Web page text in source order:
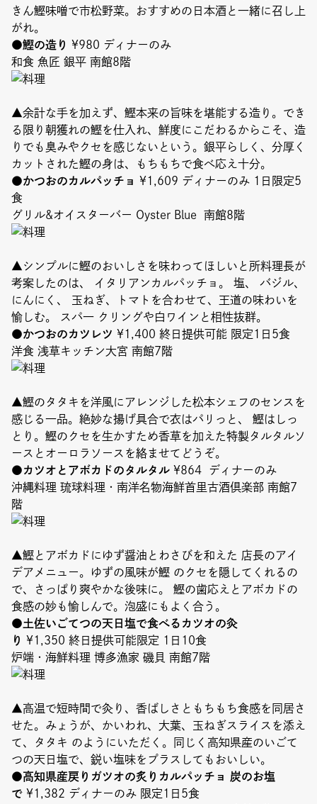
きん鰹味噌で市松野菜。おすすめの日本酒と一緒に召し上
がれ。
●鰹の造り
¥980 ディナーのみ
和食 魚匠 銀平 南館8階
▲余計な手を加えず、鰹本来の旨味を堪能する造り。でき
る限り朝獲れの鰹を仕入れ、鮮度にこだわるからこそ、造
りでも臭みやクセを感じないという。銀平らしく、分厚く
カットされた鰹の身は、もちもちで食べ応え十分。
●かつおのカルパッチョ ¥1,609 ディナーのみ 1日限定5
食
グリル&オイスターバー Oyster Blue 南館8階
▲シンプルに鰹のおいしさを味わってほしいと所料理長が
考案したのは、 イタリアンカルパッチョ。 塩、 バジル、
にんにく、 玉ねぎ、トマトを合わせて、王道の味わいを
愉しむ。 スパ一 クリングや白ワインと相性抜群。
●かつおのカツレツ ¥1,400 終日提供可能 限定1日5食
洋食 浅草キッチン大宮 南館7階
▲鰹のタタキを洋風にアレンジした松本シェフのセンスを
感じる一品。絶妙な揚げ具合で衣はパリっと、 鰹はしっ
とり。鰹のクセを生かすため香草を加えた特製タルタルソ
ースとオーロラソースを絡ませてどうぞ。
●カツオとアボカドのタルタル ¥864 ディナーのみ
沖縄料理 琉球料理・南洋名物海鮮首里古酒倶楽部 南館7
階
▲鰹とアボカドにゆず醤油とわさびを和えた 店長のアイ
デアメニュー。ゆずの風味が鰹 のクセを隠してくれるの
で、さっぱり爽やかな後味に。 鰹の歯応えとアボカドの
食感の妙も愉しんで。泡盛にもよく合う。
●土佐いごてつの天日塩で食べるカツオの灸
り
¥1,350 終日提供可能限定 1日10食
炉端・海鮮料理 博多漁家 磯貝 南館7階
▲高温で短時間で灸り、香ばしさともちもち食感を同居さ
せた。みょうが、かいわれ、大葉、玉ねぎスライスを添え
て、タタキ のようにいただく。同じく高知県産のいごて
つの天日塩で、鋭い塩味をプラスしてもおいしい。
●高知県産戻りガツオの炙りカルパッチョ 炭のお塩
で ¥1,382 ディナーのみ 限定1日5食